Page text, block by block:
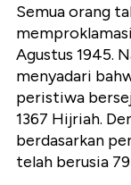
Semua orang
Agustus 1945.
menyadari
peristiwa
1367 Hijriah.
berdasarkan
telah berusia